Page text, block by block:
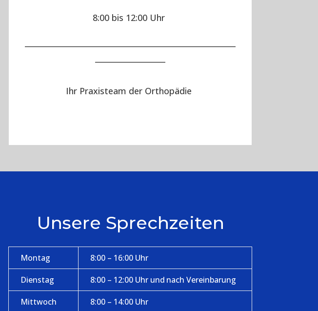
8:00 bis 12:00 Uhr
Ihr Praxisteam der Orthopädie
Unsere Sprechzeiten
Montag 8:00 – 16:00 Uhr
Dienstag 8:00 – 12:00 Uhr und nach Vereinbarung
Mittwoch 8:00 – 14:00 Uhr